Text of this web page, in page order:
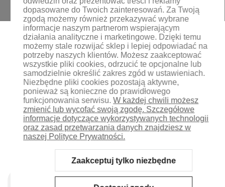
dopasowane do Twoich zainteresowań. Za Twoją
zgodą możemy również przekazywać wybrane
informacje naszym partnerom wspierającym
działania analityczne i marketingowe. Dzięki temu
możemy stale rozwijać sklep i lepiej odpowiadać na
potrzeby naszych klientów. Możesz zaakceptować
wszystkie pliki cookies, odrzucić te opcjonalne lub
samodzielnie określić zakres zgód w ustawieniach.
Niezbędne pliki cookies pozostają aktywne,
ponieważ są konieczne do prawidłowego
funkcjonowania serwisu. W każdej chwili możesz
zmienić lub wycofać swoją zgodę. Szczegółowe
informacje dotyczące wykorzystywanych technologii
oraz zasad przetwarzania danych znajdziesz w
naszej Polityce Prywatności.
Zaakceptuj tylko niezbędne